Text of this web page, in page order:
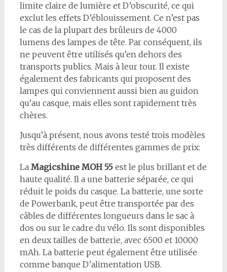
limite claire de lumière et D’obscurité, ce qui
exclut les effets D’éblouissement. Ce n’est pas
le cas de la plupart des brûleurs de 4000
lumens des lampes de tête. Par conséquent, ils
ne peuvent être utilisés qu’en dehors des
transports publics. Mais à leur tour. Il existe
également des fabricants qui proposent des
lampes qui conviennent aussi bien au guidon
qu’au casque, mais elles sont rapidement très
chères.
Jusqu’à présent, nous avons testé trois modèles
très différents de différentes gammes de prix:
LaMagicshine MOH 55est le plus brillant et de
haute qualité. Il a une batterie séparée, ce qui
réduit le poids du casque. La batterie, une sorte
de Powerbank, peut être transportée par des
câbles de différentes longueurs dans le sac à
dos ou sur le cadre du vélo. Ils sont disponibles
en deux tailles de batterie, avec 6500 et 10000
mAh. La batterie peut également être utilisée
comme banque D’alimentation USB.